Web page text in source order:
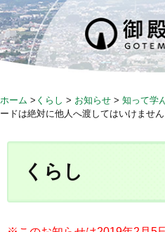
S
k
i
p
ホーム > くらし > お知らせ > 知って学
ードは絶対に他人へ渡してはいけません
くらし